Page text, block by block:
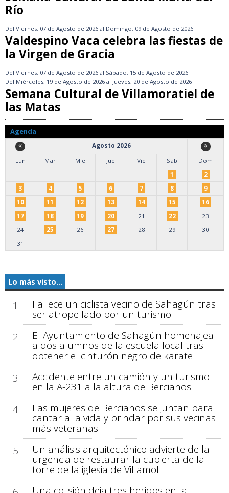
Río
Del Viernes, 07 de Agosto de 2026 al Domingo, 09 de Agosto de 2026
Valdespino Vaca celebra las fiestas de
la Virgen de Gracia
Del Viernes, 07 de Agosto de 2026 al Sábado, 15 de Agosto de 2026
Del Miércoles, 19 de Agosto de 2026 al Jueves, 20 de Agosto de 2026
Semana Cultural de Villamoratiel de
las Matas
Agenda
Agosto 2026
Lun
Mar Mie Jue Vie Sab
Dom
1
2
3
4 5 6 7 8
9
10
11 12 13 14 15
16
17
18 19 20 21 22
23
24
25 26 27 28 29
30
31
Lo más visto...
1 Fallece un ciclista vecino de Sahagún tras
ser atropellado por un turismo
2
El Ayuntamiento de Sahagún homenajea
a dos alumnos de la escuela local tras
obtener el cinturón negro de karate
3
Accidente entre un camión y un turismo
en la A-231 a la altura de Bercianos
4
Las mujeres de Bercianos se juntan para
cantar a la vida y brindar por sus vecinas
más veteranas
5
Un análisis arquitectónico advierte de la
urgencia de restaurar la cubierta de la
torre de la iglesia de Villamol